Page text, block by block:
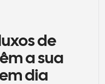
de
a sua
dia